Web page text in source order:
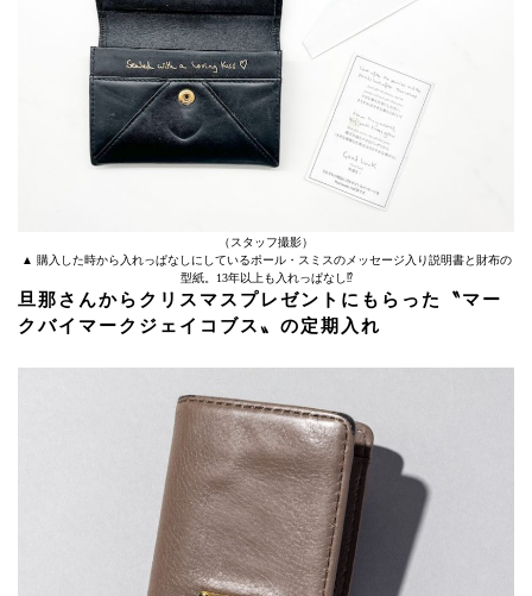
（スタッフ撮影）
▲ 購入した時から入れっぱなしにしているポール・スミスのメッセージ入り説明書と財布の
型紙。13年以上も入れっぱなし⁉︎
旦那さんからクリスマスプレゼントにもらった〝マー
クバイマークジェイコブス〟の定期入れ